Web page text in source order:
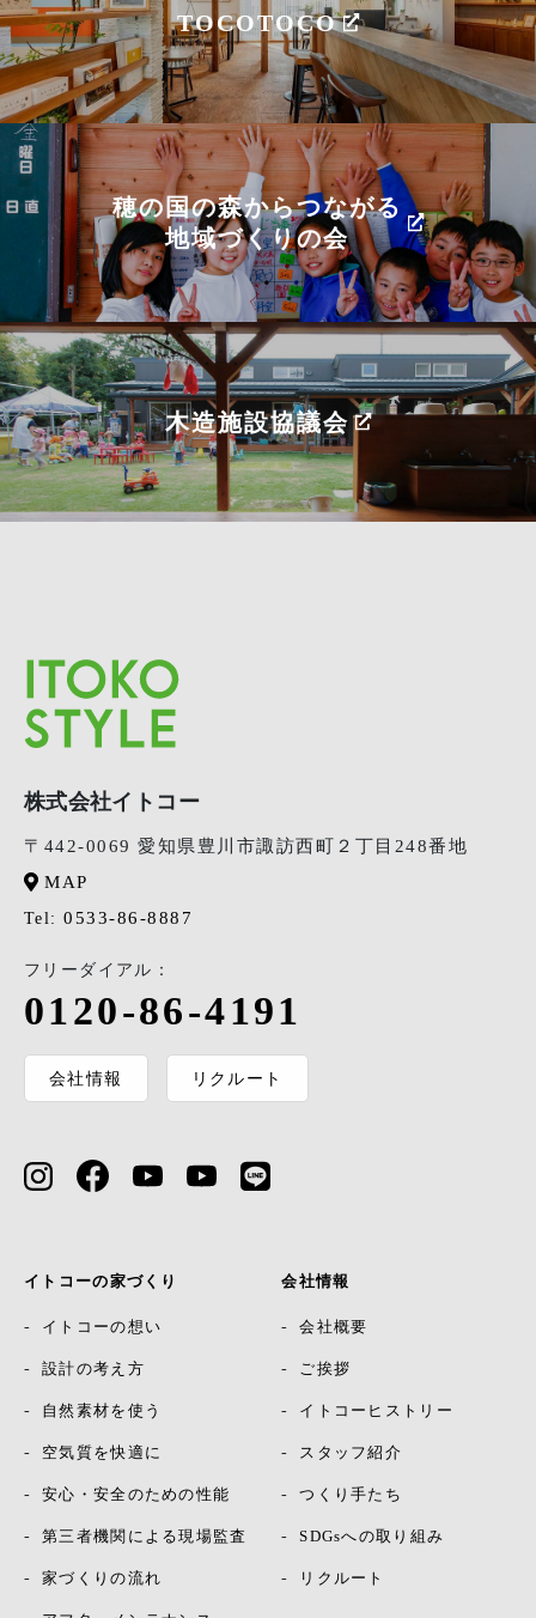
TOCOTOCO
穂の国の森からつながる
地域づくりの会
木造施設協議会
株式会社イトコー
〒442-0069 愛知県豊川市諏訪西町２丁目248番地
MAP
Tel: 0533-86-8887
フリーダイアル：
0120-86-4191
会社情報 リクルート
イトコーの家づくり
イトコーの想い
設計の考え方
自然素材を使う
空気質を快適に
安心・安全のための性能
第三者機関による現場監査
家づくりの流れ
会社情報
会社概要
ご挨拶
イトコーヒストリー
スタッフ紹介
つくり手たち
SDGsへの取り組み
リクルート